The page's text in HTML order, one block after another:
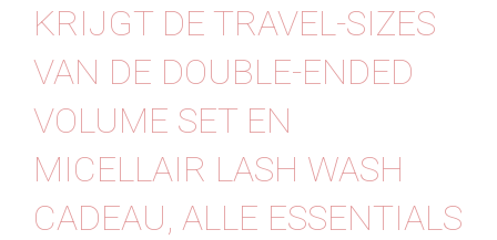
KRIJGT DE TRAVEL-SIZES
VAN DE DOUBLE-ENDED
VOLUME SET EN
MICELLAIR LASH WASH
CADEAU, ALLE ESSENTIALS